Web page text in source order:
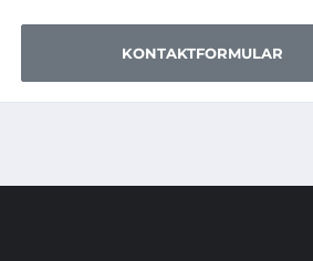
KONTAKTFORMULAR